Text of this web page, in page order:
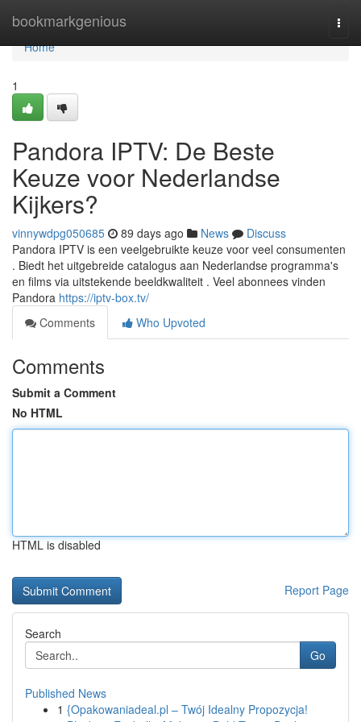
bookmarkgenious
Home
Home
1
Pandora IPTV: De Beste
Keuze voor Nederlandse
Kijkers?
vinnywdpg050685 89 days ago News
Discuss
Pandora IPTV is een veelgebruikte keuze voor veel consumenten
. Biedt het uitgebreide catalogus aan Nederlandse programma's
en films via uitstekende beeldkwaliteit . Veel abonnees vinden
Pandora https://iptv-box.tv/
Comments
Who Upvoted
Comments
Submit a Comment
No HTML
HTML is disabled
Report Page
Search
Go
Published News
1 {Opakowaniadeal.pl – Twój Idealny Propozycja!